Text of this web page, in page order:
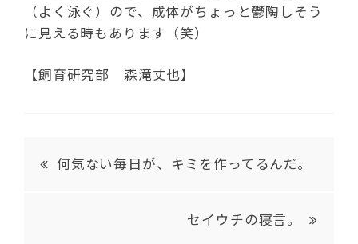
（よく泳ぐ）ので、成体がちょっと鬱陶しそう
に見える時もあります（笑）
【飼育研究部 森滝丈也】
何気ない毎日が、キミを作ってるんだ。
セイウチの寝言。